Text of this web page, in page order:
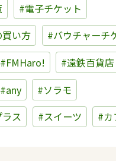
#電子チケット
い方
#バウチャーチ
#FMHaro!
#遠鉄百貨店
#any
#ソラモ
ス
#スイーツ #カ